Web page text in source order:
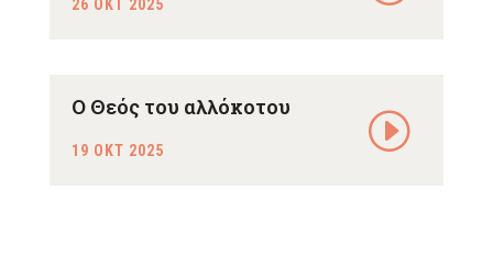
26 ΟΚΤ 2025
Ο Θεός του αλλόκοτου
19 ΟΚΤ 2025